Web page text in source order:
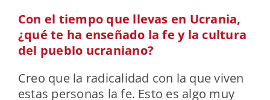
Con el tiempo que llevas en Ucrania,
¿qué te ha enseñado la fe y la cultura
del pueblo ucraniano?
Creo que la radicalidad con la que viven
estas personas la fe. Esto es algo muy